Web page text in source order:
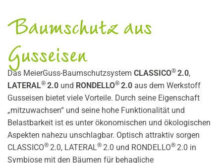
Baumschutz aus
Gusseisen
Das MeierGuss-Baumschutzsystem CLASSICO® 2.0,
LATERAL® 2.0 und RONDELLO® 2.0 aus dem Werkstoff
Gusseisen bietet viele Vorteile. Durch seine Eigenschaft
„mitzuwachsen“ und seine hohe Funktionalität und
Belastbarkeit ist es unter ökonomischen und ökologischen
Aspekten nahezu unschlagbar. Optisch attraktiv sorgen
CLASSICO® 2.0, LATERAL® 2.0 und RONDELLO® 2.0 in
Symbiose mit den Bäumen für behagliche